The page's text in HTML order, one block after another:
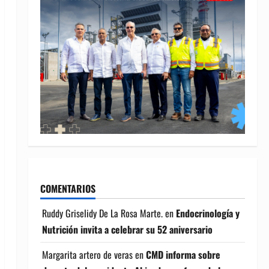
COMENTARIOS
Ruddy Griselidy De La Rosa Marte.en Endocrinología y
Nutrición invita a celebrar su 52 aniversario
Margarita artero de verasenCMD informa sobre